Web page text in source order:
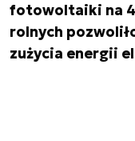
fotowoltaiki na
rolnych
zużycia energii